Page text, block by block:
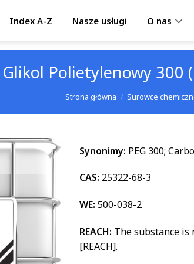
Index A-Z Nasze usługi O nas
Glikol Polietylenowy 300
Strona główna / Surowce
Synonimy: PEG 300;
CAS: 25322-68-3
WE: 500-038-2
REACH: The substance is
[REACH].